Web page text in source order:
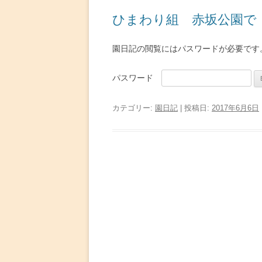
ひまわり組 赤坂公園で
園日記の閲覧にはパスワードが必要です
パスワード
カテゴリー: 園日記 | 投稿日: 2017年6月6日